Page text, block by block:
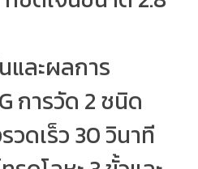
ละผลการ
การวัด 2 ชนิด
วดเร็ว 30 วินาที